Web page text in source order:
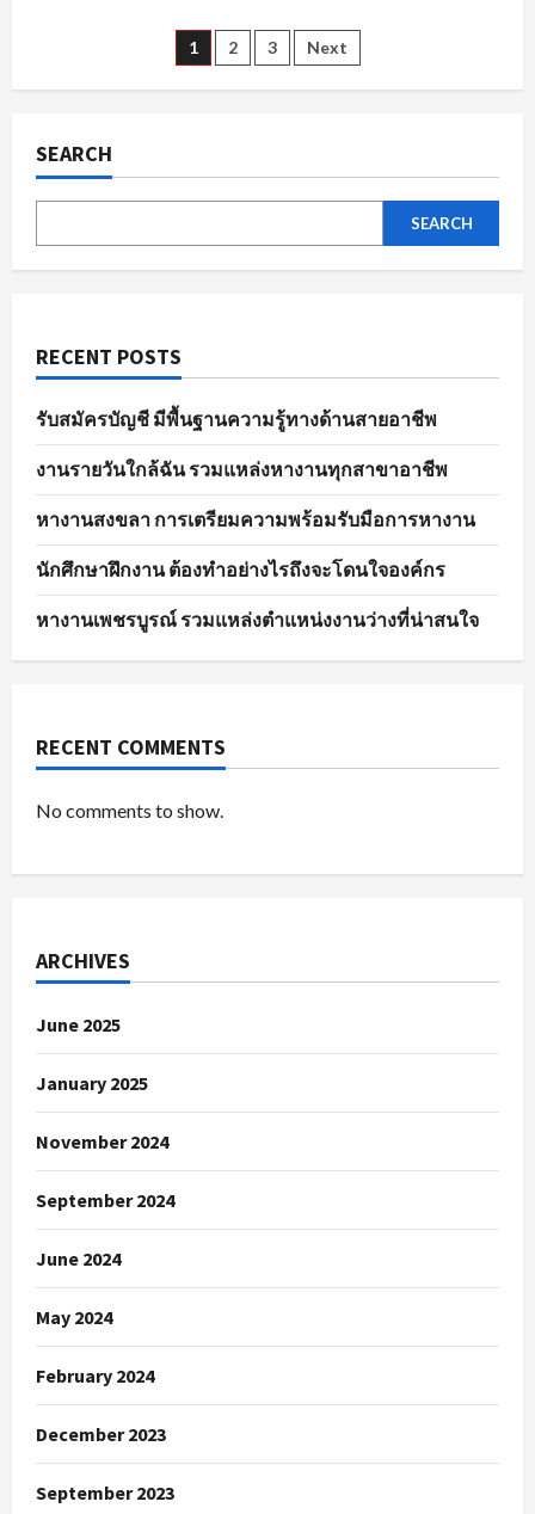
ตัวอย่าง
พร้อม
ทุก
Posts
pagination
1 2 3 Next
SEARCH
SEARCH
RECENT POSTS
รับสมัครบัญชี มีพื้นฐานความรู้ทางด้านสายอาชีพ
งานรายวันใกล้ฉัน รวมแหล่งหางานทุกสาขาอาชีพ
หางานสงขลา การเตรียมความพร้อมรับมือการหางาน
นักศึกษาฝึกงาน ต้องทำอย่างไรถึงจะโดนใจองค์กร
หางานเพชรบูรณ์ รวมแหล่งตำแหน่งงานว่างที่น่าสนใจ
RECENT COMMENTS
No comments to show.
ARCHIVES
June 2025
January 2025
November 2024
September 2024
June 2024
May 2024
February 2024
December 2023
September 2023